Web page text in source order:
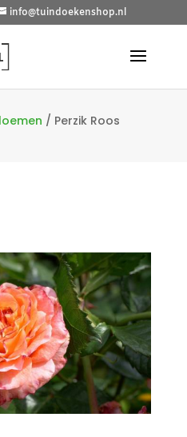
info@tuindoekenshop.nl
/ Perzik Roos